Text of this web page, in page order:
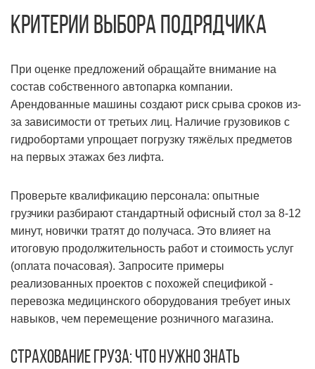
Критерии выбора подрядчика
При оценке предложений обращайте внимание на
состав собственного автопарка компании.
Арендованные машины создают риск срыва сроков из-
за зависимости от третьих лиц. Наличие грузовиков с
гидробортами упрощает погрузку тяжёлых предметов
на первых этажах без лифта.
Проверьте квалификацию персонала: опытные
грузчики разбирают стандартный офисный стол за 8-12
минут, новички тратят до получаса. Это влияет на
итоговую продолжительность работ и стоимость услуг
(оплата почасовая). Запросите примеры
реализованных проектов с похожей спецификой -
перевозка медицинского оборудования требует иных
навыков, чем перемещение розничного магазина.
Страхование груза: что нужно знать